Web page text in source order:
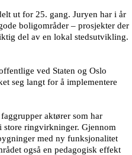
ut for 25. gang. Juryen har i år
boligområder – prosjekter der
del av en lokal stedsutvikling.
ved Staten og Oslo
seg langt for å implementere
aktører som har
ringvirkninger. Gjennom
med ny funksjonalitet
også en pedagogisk effekt